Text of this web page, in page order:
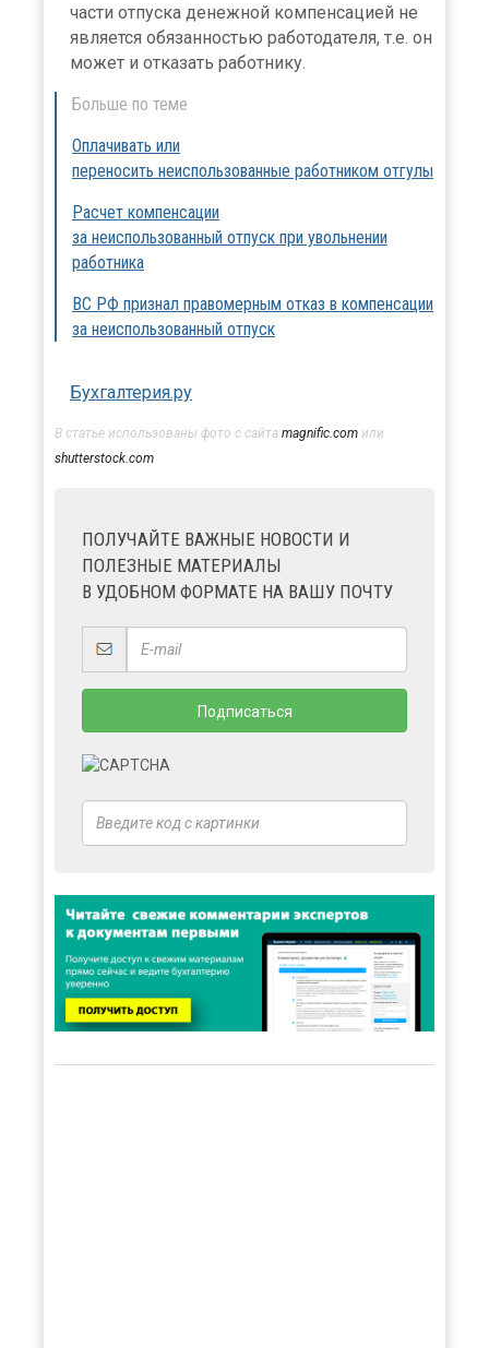
части отпуска денежной компенсацией не
является обязанностью работодателя, т.е. он
может и отказать работнику.
Больше по теме
Оплачивать или
переносить неиспользованные работником отгулы
Расчет компенсации
за неиспользованный отпуск при увольнении
работника
ВС РФ признал правомерным отказ в компенсации
за неиспользованный отпуск
Бухгалтерия.ру
В статье использованы фото с сайта magnific.com или
shutterstock.com
ПОЛУЧАЙТЕ ВАЖНЫЕ НОВОСТИ И
ПОЛЕЗНЫЕ МАТЕРИАЛЫ
В УДОБНОМ ФОРМАТЕ НА ВАШУ ПОЧТУ